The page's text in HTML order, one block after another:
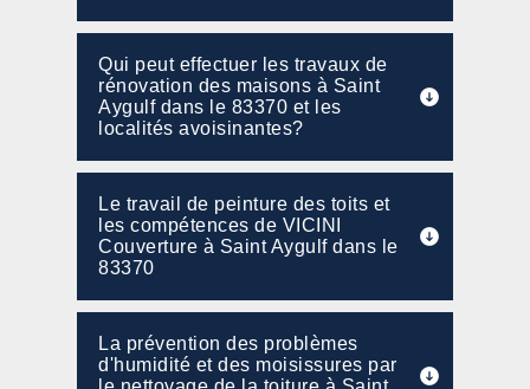
Qui peut effectuer les travaux de
rénovation des maisons à Saint
Aygulf dans le 83370 et les
localités avoisinantes?
Le travail de peinture des toits et
les compétences de VICINI
Couverture à Saint Aygulf dans le
83370
La prévention des problèmes
d'humidité et des moisissures par